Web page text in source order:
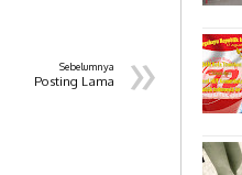
»
Sebelumnya
Posting Lama